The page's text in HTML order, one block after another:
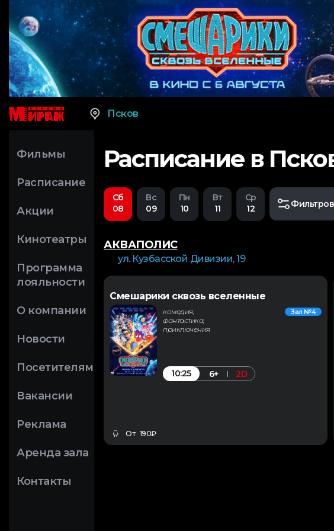
Псков
Фильмы
Расписание
Акции
Кинотеатры
Программа
лояльности
О компании
Новости
Посетителям
Вакансии
Реклама
Аренда зала
Контакты
Расписание в
Сб
08
Вс
09
Пн
10
Вт
11
Ср
12
АКВАПОЛИС
ул. Кузбасской Дивизии, 19
Смешарики сквозь вселенные
комедия,
фантастика,
приключения
Зал №4
10:25 6+ 2D
От 190₽